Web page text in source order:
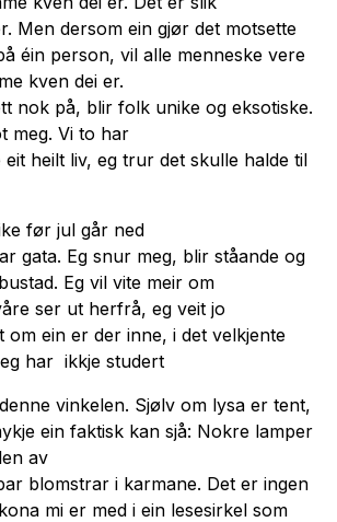
Men dersom ein gjør det motsette
éin person, vil alle menneske vere
kven dei er.
nok på, blir folk unike og eksotiske.
meg. Vi to har
heilt liv, eg trur det skulle halde til
før jul går ned
gata. Eg snur meg, blir ståande og
Eg vil vite meir om
ser ut herfrå, eg veit jo
om ein er der inne, i det velkjente
har ikkje studert
vinkelen. Sjølv om lysa er tent,
ein faktisk kan sjå: Nokre lamper
av
blomstrar i karmane. Det er ingen
mi er med i ein lesesirkel som